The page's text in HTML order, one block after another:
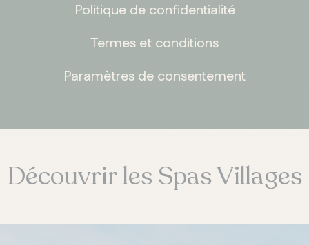
Politique de confidentialité
Termes et conditions
Paramètres de consentement
Découvrir les Spas Villages